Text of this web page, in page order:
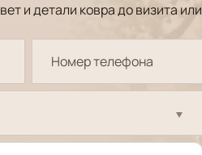
и детали ковра до визита или